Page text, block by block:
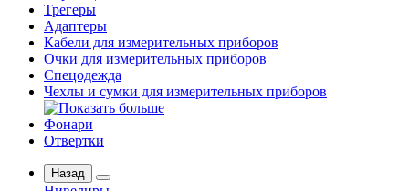
Трегеры
Адаптеры
Кабели для измерительных приборов
Очки для измерительных приборов
Спецодежда
Чехлы и сумки для измерительных приборов
Фонари
Отвертки
Назад